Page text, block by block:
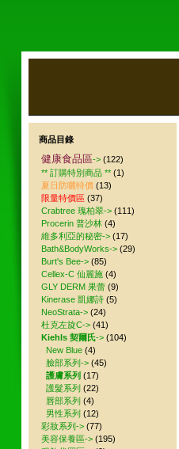
商品目錄
健康食品區-> (122)
** 訂購特別商品 ** (1)
夏日防曬特價 (13)
限量特價區 (37)
Crabtree 瑰柏翠-> (111)
Procerin 普沙林 (4)
維多利亞的秘密-> (17)
Bath&BodyWorks-> (29)
Burt's Bee-> (85)
Cellex-C 仙麗施 (4)
GLY DERM 果蕾 (9)
Kinerase 凱娜詩 (5)
NeoStrata-> (24)
杜克左旋C-> (41)
Kiehls 契爾氏-> (104)
New Blue (4)
臉部系列-> (45)
護膚系列 (17)
護髮系列 (22)
唇部系列 (4)
男性系列 (12)
彩妝系列-> (77)
美容保養區-> (195)